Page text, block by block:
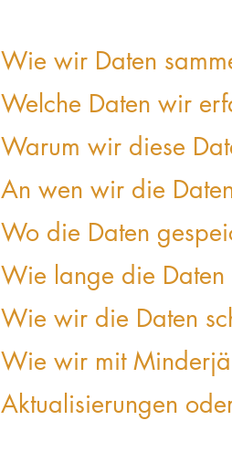
Wie wir Daten
Welche Daten wir
Warum wir diese
An wen wir die
Wo die Daten
Wie lange die
Wie wir die Daten
Wie wir mit
Aktualisierungen